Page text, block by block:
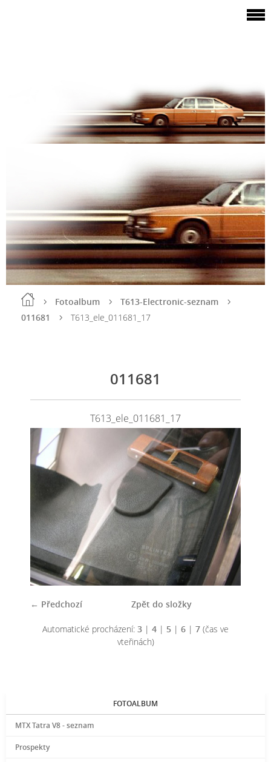
Fotoalbum
T613-Electronic-seznam
011681
T613_ele_011681_17
011681
T613_ele_011681_17
← Předchozí Zpět do složky
Automatické procházení: 3 | 4 | 5 | 6 | 7 (čas ve
vteřinách)
FOTOALBUM
MTX Tatra V8 - seznam
Prospekty